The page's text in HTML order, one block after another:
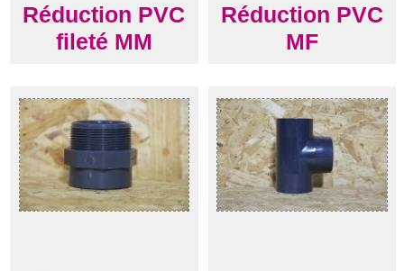
Réduction PVC
fileté MM
Réduction PVC
MF